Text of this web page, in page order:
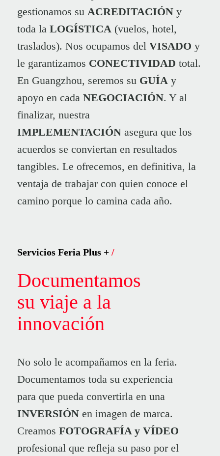
gestionamos su ACREDITACIÓNy
toda la LOGÍSTICA(vuelos, hotel,
traslados). Nos ocupamos del VISADO y
le garantizamos CONECTIVIDAD total.
En Guangzhou, seremos su GUÍAy
apoyo en cada NEGOCIACIÓN. Y al
finalizar, nuestra
IMPLEMENTACIÓNasegura que los
acuerdos se conviertan en resultados
tangibles. Le ofrecemos, en definitiva, la
ventaja de trabajar con quien conoce el
camino porque lo camina cada año.
Servicios Feria Plus + /
Documentamos
su viaje a la
innovación
No solo le acompañamos en la feria.
Documentamos toda su experiencia
para que pueda convertirla en una
INVERSIÓNen imagen de marca.
Creamos FOTOGRAFÍA y VÍDEO
profesional que refleja su paso por el